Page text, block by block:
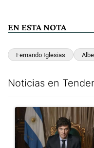
EN ESTA NOTA
Fernando Iglesias
Noticias en
Un artículo de